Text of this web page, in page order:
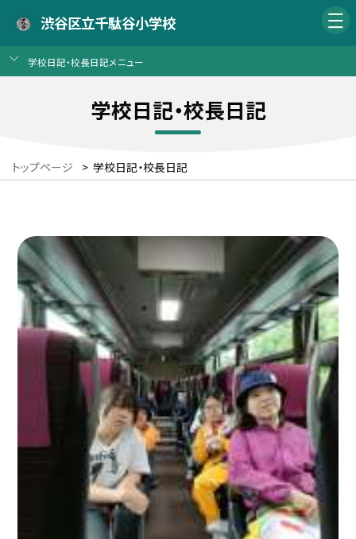
渋谷区立千駄谷小学校
学校日記・校長日記メニュー
学校日記・校長日記
トップページ > 学校日記・校長日記